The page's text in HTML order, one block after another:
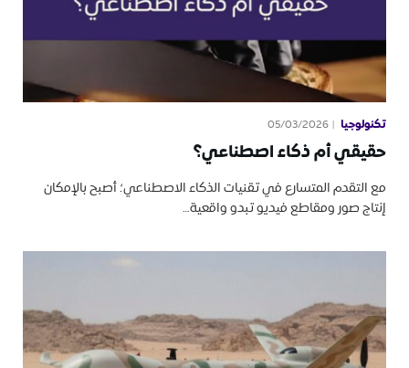
تكنولوجيا 05/03/2026
حقيقي أم ذكاء اصطناعي؟
مع التقدم المتسارع في تقنيات الذكاء الاصطناعي؛ أصبح بالإمكان
إنتاج صور ومقاطع فيديو تبدو واقعية…